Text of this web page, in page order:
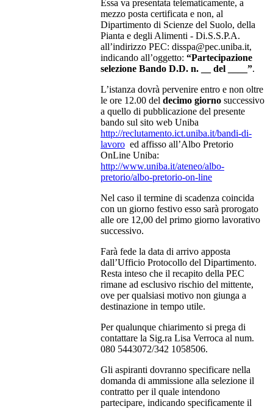
Essa va presentata telematicamente, a
mezzo posta certificata e non, al
Dipartimento di Scienze del Suolo, della
Pianta e degli Alimenti - Di.S.S.P.A.
all’indirizzo PEC: disspa@pec.uniba.it,
indicando all’oggetto: “Partecipazione
selezione Bando D.D. n. __ del ____”.
L’istanza dovrà pervenire entro e non oltre
le ore 12.00 del decimo giorno successivo
a quello di pubblicazione del presente
bando sul sito web Uniba
http://reclutamento.ict.uniba.it/bandi-di-
lavoro ed affisso all’Albo Pretorio
OnLine Uniba:
http://www.uniba.it/ateneo/albo-
pretorio/albo-pretorio-on-line
Nel caso il termine di scadenza coincida
con un giorno festivo esso sarà prorogato
alle ore 12,00 del primo giorno lavorativo
successivo.
Farà fede la data di arrivo apposta
dall’Ufficio Protocollo del Dipartimento.
Resta inteso che il recapito della PEC
rimane ad esclusivo rischio del mittente,
ove per qualsiasi motivo non giunga a
destinazione in tempo utile.
Per qualunque chiarimento si prega di
contattare la Sig.ra Lisa Verroca al num.
080 5443072/342 1058506.
Gli aspiranti dovranno specificare nella
domanda di ammissione alla selezione il
contratto per il quale intendono
partecipare, indicando specificamente il